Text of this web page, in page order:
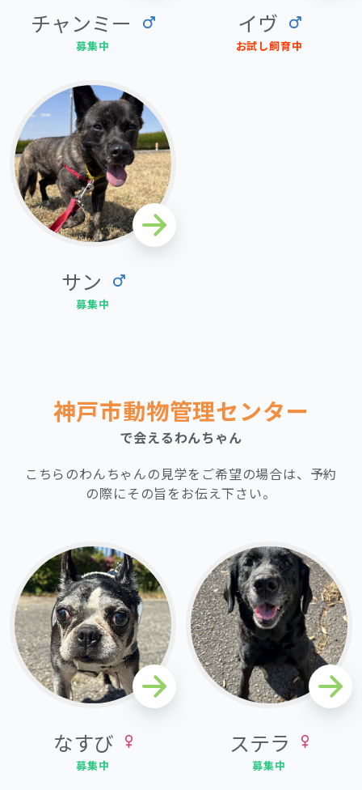
チャンミー
募集中
イヴ
お試し飼育中
サン
募集中
神戸市動物管理センター
で会えるわんちゃん
こちらのわんちゃんの見学をご希望の場合は、予約
の際にその旨をお伝え下さい。
なすび
募集中
ステラ
募集中